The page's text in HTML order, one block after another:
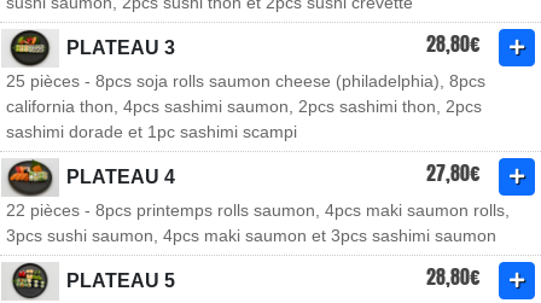
PLATEAU 3 28,80€
25 pièces - 8pcs soja rolls saumon cheese (philadelphia), 8pcs
california thon, 4pcs sashimi saumon, 2pcs sashimi thon, 2pcs
sashimi dorade et 1pc sashimi scampi
PLATEAU 4 27,80€
22 pièces - 8pcs printemps rolls saumon, 4pcs maki saumon rolls,
3pcs sushi saumon, 4pcs maki saumon et 3pcs sashimi saumon
PLATEAU 5 28,80€